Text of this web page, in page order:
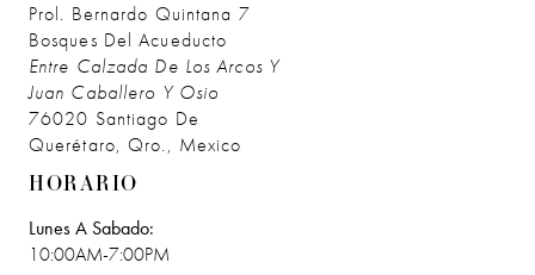
Prol. Bernardo Quintana 7
Bosques Del Acueducto
Entre Calzada De Los Arcos Y
Juan Caballero Y Osio
76020 Santiago De
Querétaro, Qro., Mexico
HORARIO
Lunes A Sabado:
10:00AM-7:00PM